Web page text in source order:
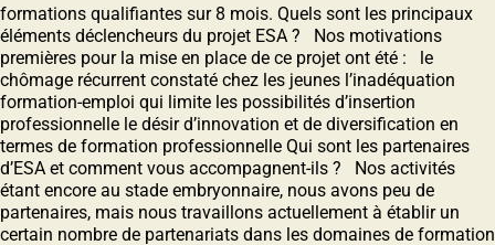
formations qualifiantes sur 8 mois. Quels sont les principaux
éléments déclencheurs du projet ESA ? Nos motivations
premières pour la mise en place de ce projet ont été : le
chômage récurrent constaté chez les jeunes lʼinadéquation
formation-emploi qui limite les possibilités dʼinsertion
professionnelle le désir dʼinnovation et de diversification en
termes de formation professionnelle Qui sont les partenaires
d’ESA et comment vous accompagnent-ils ? Nos activités
étant encore au stade embryonnaire, nous avons peu de
partenaires, mais nous travaillons actuellement à établir un
certain nombre de partenariats dans les domaines de formation